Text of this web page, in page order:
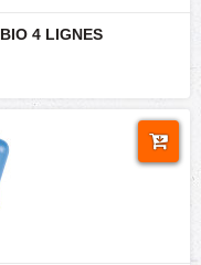
4 LIGNES